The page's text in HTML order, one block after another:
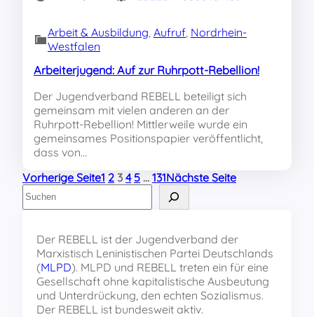
Arbeit & Ausbildung Aufruf Nordrhein-
Westfalen
Arbeiterjugend: Auf zur Ruhrpott-Rebellion!
Der Jugendverband REBELL beteiligt sich
gemeinsam mit vielen anderen an der
Ruhrpott-Rebellion! Mittlerweile wurde ein
gemeinsames Positionspapier veröffentlicht,
dass von…
Vorherige Seite1 2 3 4 5 … 131Nächste Seite
S
u
Der REBELL ist der Jugendverband der
Marxistisch Leninistischen Partei Deutschlands
(MLPD). MLPD und REBELL treten ein für eine
Gesellschaft ohne kapitalistische Ausbeutung
und Unterdrückung, den echten Sozialismus.
Der REBELL ist bundesweit aktiv.